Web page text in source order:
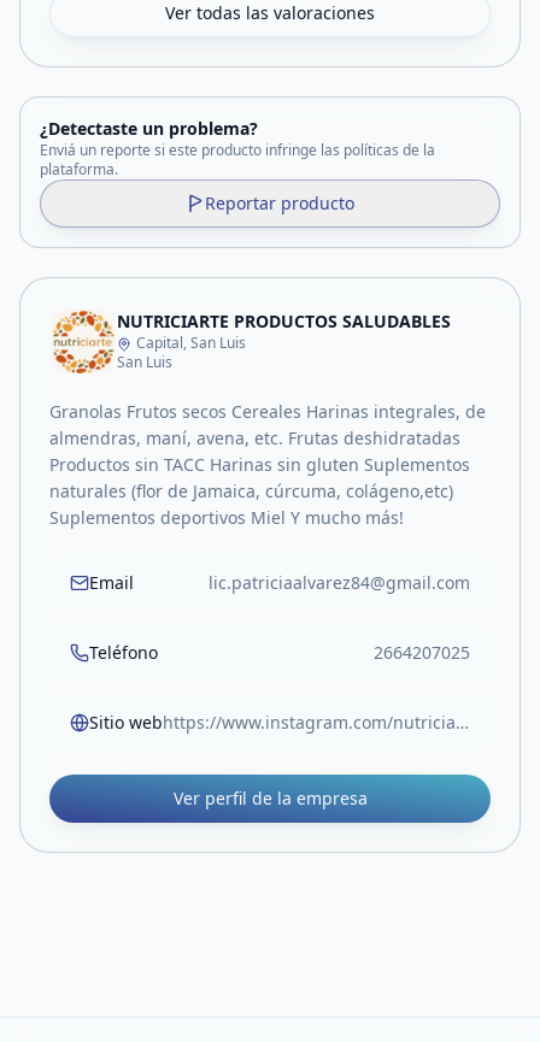
Ver todas las valoraciones
¿Detectaste un problema?
Enviá un reporte si este producto infringe las políticas de la
plataforma.
Reportar producto
NUTRICIARTE PRODUCTOS SALUDABLES
Capital, San Luis
San Luis
Granolas Frutos secos Cereales Harinas integrales, de
almendras, maní, avena, etc. Frutas deshidratadas
Productos sin TACC Harinas sin gluten Suplementos
naturales (flor de Jamaica, cúrcuma, colágeno,etc)
Suplementos deportivos Miel Y mucho más!
Email lic.patriciaalvarez84@gmail.com
Teléfono 2664207025
Sitio web https://www.instagram.com/nutriciarte/
Ver perfil de la empresa